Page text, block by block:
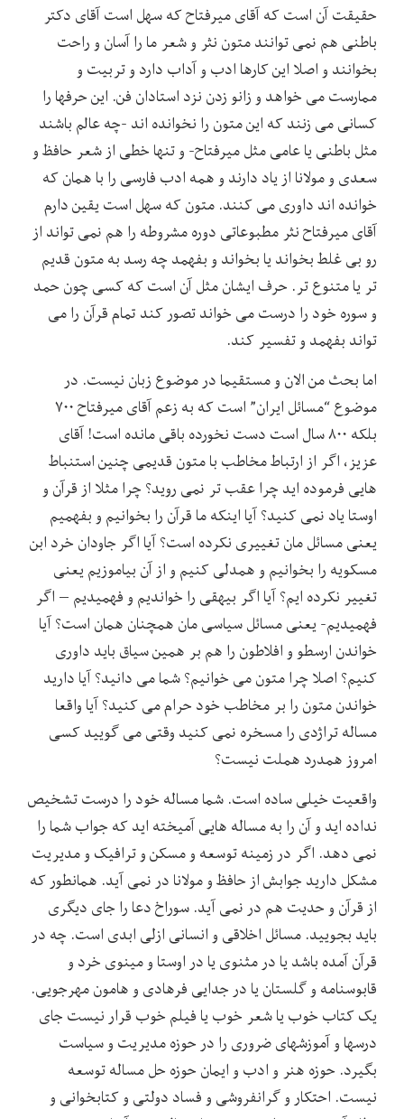
حقیقت آن است که آقای میرفتاح که سهل است آقای دکتر
باطنی هم نمی توانند متون نثر و شعر ما را آسان و راحت
بخوانند و اصلا این کارها ادب و آداب دارد و تربیت و
ممارست می خواهد و زانو زدن نزد استادان فن. این حرفها را
کسانی می زنند که این متون را نخوانده اند -چه عالم باشند
مثل باطنی یا عامی مثل میرفتاح- و تنها خطی از شعر حافظ و
سعدی و مولانا از یاد دارند و همه ادب فارسی را با همان که
خوانده اند داوری می کنند. متون که سهل است یقین دارم
آقای میرفتاح نثر مطبوعاتی دوره مشروطه را هم نمی تواند از
رو بی غلط بخواند یا بخواند و بفهمد چه رسد به متون قدیم
تر یا متنوع تر. حرف ایشان مثل آن است که کسی چون حمد
و سوره خود را درست می خواند تصور کند تمام قرآن را می
تواند بفهمد و تفسیر کند.
اما بحث من الان و مستقیما در موضوع زبان نیست. در
موضوع “مسائل ایران” است که به زعم آقای میرفتاح ۷۰۰
بلکه ۸۰۰ سال است دست نخورده باقی مانده است! آقای
عزیز، اگر از ارتباط مخاطب با متون قدیمی چنین استنباط
هایی فرموده اید چرا عقب تر نمی روید؟ چرا مثلا از قرآن و
اوستا یاد نمی کنید؟ آیا اینکه ما قرآن را بخوانیم و بفهمیم
یعنی مسائل مان تغییری نکرده است؟ آیا اگر جاودان خرد ابن
مسکویه را بخوانیم و همدلی کنیم و از آن بیاموزیم یعنی
تغییر نکرده ایم؟ آیا اگر بیهقی را خواندیم و فهمیدیم – اگر
فهمیدیم- یعنی مسائل سیاسی مان همچنان همان است؟ آیا
خواندن ارسطو و افلاطون را هم بر همین سیاق باید داوری
کنیم؟ اصلا چرا متون می خوانیم؟ شما می دانید؟ آیا دارید
خواندن متون را بر مخاطب خود حرام می کنید؟ آیا واقعا
مساله تراژدی را مسخره نمی کنید وقتی می گویید کسی
امروز همدرد هملت نیست؟
واقعیت خیلی ساده است. شما مساله خود را درست تشخیص
نداده اید و آن را به مساله هایی آمیخته اید که جواب شما را
نمی دهد. اگر در زمینه توسعه و مسکن و ترافیک و مدیریت
مشکل دارید جوابش از حافظ و مولانا در نمی آید. همانطور که
از قرآن و حدیت هم در نمی آید. سوراخ دعا را جای دیگری
باید بجویید. مسائل اخلاقی و انسانی ازلی ابدی است. چه در
قرآن آمده باشد یا در مثنوی یا در اوستا و مینوی خرد و
قابوسنامه و گلستان یا در جدایی فرهادی و هامون مهرجویی.
یک کتاب خوب یا شعر خوب یا فیلم خوب قرار نیست جای
درسها و آموزشهای ضروری را در حوزه مدیریت و سیاست
بگیرد. حوزه هنر و ادب و ایمان حوزه حل مساله توسعه
نیست. احتکار و گرانفروشی و فساد دولتی و کتابخوانی و